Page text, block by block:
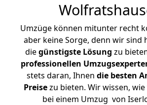
Umzüge können mitunter recht
aber keine Sorge, denn wir sind
diegünstigste Lösung zu
professionellen
stets daran, Ihnen die besten
Preisezu bieten. Wir wissen,
bei einem Umzug von